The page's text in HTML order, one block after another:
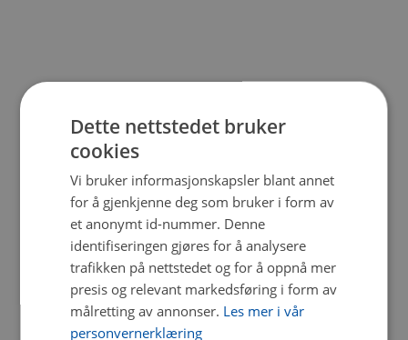
Dette nettstedet bruker
cookies
Vi bruker informasjonskapsler blant annet
for å gjenkjenne deg som bruker i form av
et anonymt id-nummer. Denne
identifiseringen gjøres for å analysere
trafikken på nettstedet og for å oppnå mer
presis og relevant markedsføring i form av
målretting av annonser. Les mer i vår
personvernerklæring